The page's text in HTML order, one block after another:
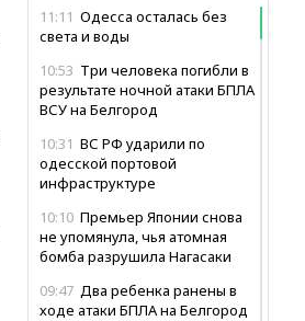
11:11 Одесса осталась без
света и воды
10:53 Три человека погибли в
результате ночной атаки БПЛА
ВСУ на Белгород
10:31 ВС РФ ударили по
одесской портовой
инфраструктуре
10:10 Премьер Японии снова
не упомянула, чья атомная
бомба разрушила Нагасаки
09:47 Два ребенка ранены в
ходе атаки БПЛА на Белгород